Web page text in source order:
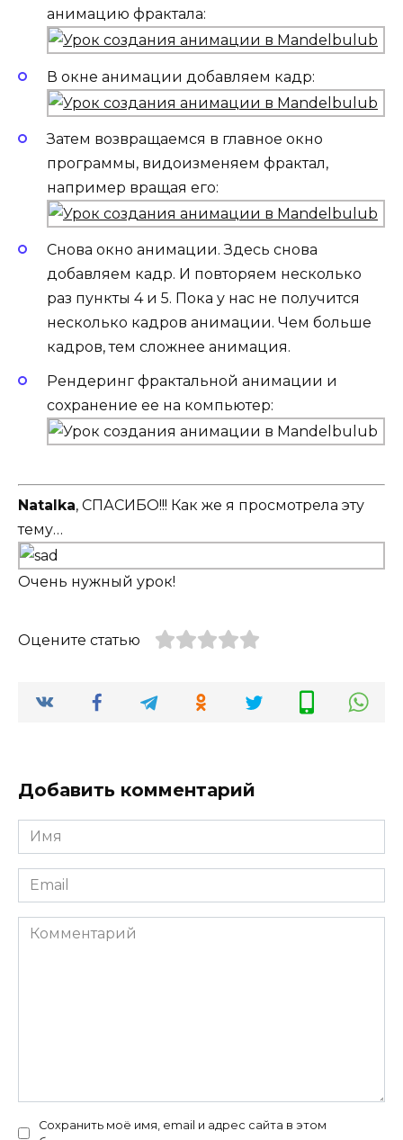
анимацию фрактала:
В окне анимации добавляем кадр:
Затем возвращаемся в главное окно
программы, видоизменяем фрактал,
например вращая его:
Снова окно анимации. Здесь снова
добавляем кадр. И повторяем несколько
раз пункты 4 и 5. Пока у нас не получится
несколько кадров анимации. Чем больше
кадров, тем сложнее анимация.
Рендеринг фрактальной анимации и
сохранение ее на компьютер:
Natalka, СПАСИБО!!! Как же я просмотрела эту
тему…
Очень нужный урок!
Оцените статью
Добавить комментарий
Имя
*
Email
*
Комментарий
Сохранить моё имя, email и адрес сайта в этом